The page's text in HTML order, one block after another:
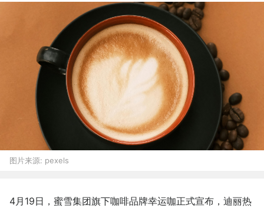
图片来源: pexels
4月19日，蜜雪集团旗下咖啡品牌幸运咖正式宣布，迪丽热